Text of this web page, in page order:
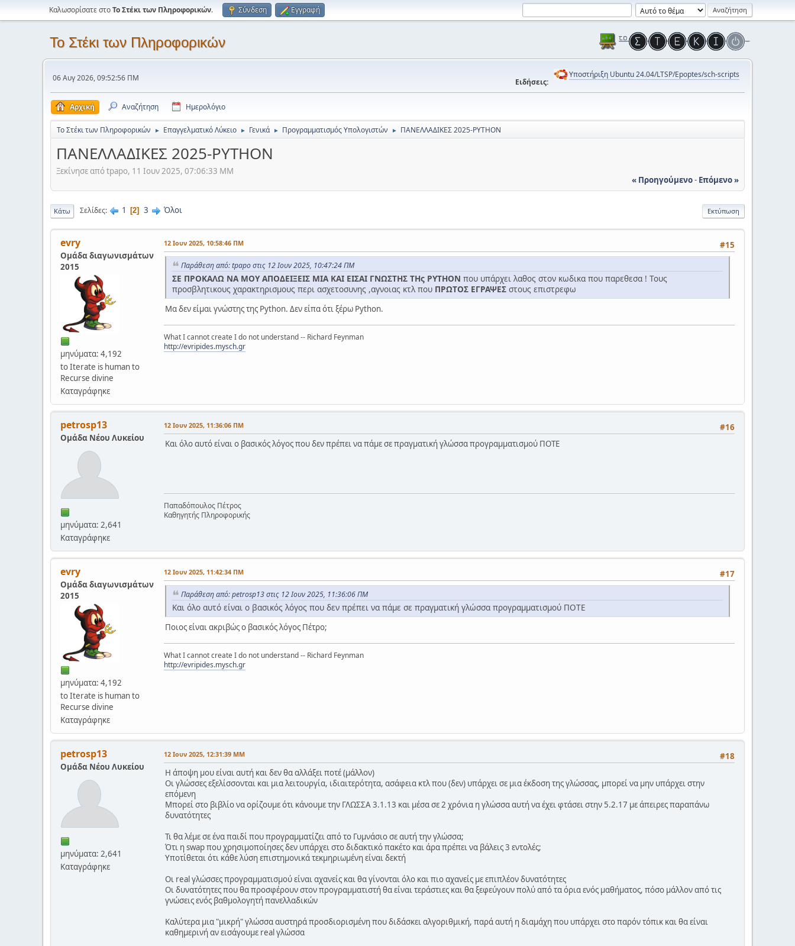
Καλωσορίσατε στοΤο Στέκι των Πληροφορικών. Σύνδεση Εγγραφή
Το Στέκι των Πληροφορικών
06 Αυγ 2026, 09:52:56 ΠΜ Ειδήσεις:
Υποστήριξη Ubuntu 24.04/LTSP/Epoptes/sch-scripts
Αρχική Αναζήτηση Ημερολόγιο
Το Στέκι των Πληροφορικών ► Επαγγελματικό Λύκειο ► Γενικά ► Προγραμματισμός Υπολογιστών ► ΠΑΝΕΛΛΑΔΙΚΕΣ 2025-PYTHON
ΠΑΝΕΛΛΑΔΙΚΕΣ 2025-PYTHON
Ξεκίνησε από tpapo, 11 Ιουν 2025, 07:06:33 ΜΜ
« Προηγούμενο- Επόμενο »
Εκτύπωση
Κάτω Σελίδες 1 2 3 Όλοι
evry
Ομάδα διαγωνισμάτων
2015
μηνύματα: 4,192
to Iterate is human to
Recurse divine
Καταγράφηκε
#15
12 Ιουν 2025, 10:58:46 ΠΜ
Παράθεση από: tpapo στις 12 Ιουν 2025, 10:47:24 ΠΜ
ΣΕ ΠΡΟΚΑΛΩ ΝΑ ΜΟΥ ΑΠΟΔΕΙΞΕΙΣ ΜΙΑ ΚΑΙ ΕΙΣΑΙ ΓΝΩΣΤΗΣ ΤΗς PYTHON που υπάρχει λαθος στον κωδικα που παρεθεσα ! Τους
προσβλητικους χαρακτηρισμους περι ασχετοσυνης ,αγνοιας κτλ που ΠΡΩΤΟΣ ΕΓΡΑΨΕΣ στους επιστρεφω
Μα δεν είμαι γνώστης της Python. Δεν είπα ότι ξέρω Python.
What I cannot create I do not understand -- Richard Feynman
http://evripides.mysch.gr
petrosp13
Ομάδα Νέου Λυκείου
μηνύματα: 2,641
Καταγράφηκε
#16
12 Ιουν 2025, 11:36:06 ΠΜ
Και όλο αυτό είναι ο βασικός λόγος που δεν πρέπει να πάμε σε πραγματική γλώσσα προγραμματισμού ΠΟΤΕ
Παπαδόπουλος Πέτρος
Καθηγητής Πληροφορικής
evry
Ομάδα διαγωνισμάτων
2015
μηνύματα: 4,192
to Iterate is human to
Recurse divine
Καταγράφηκε
#17
12 Ιουν 2025, 11:42:34 ΠΜ
Παράθεση από: petrosp13 στις 12 Ιουν 2025, 11:36:06 ΠΜ
Και όλο αυτό είναι ο βασικός λόγος που δεν πρέπει να πάμε σε πραγματική γλώσσα προγραμματισμού ΠΟΤΕ
Ποιος είναι ακριβώς ο βασικός λόγος Πέτρο;
What I cannot create I do not understand -- Richard Feynman
http://evripides.mysch.gr
petrosp13
Ομάδα Νέου Λυκείου
μηνύματα: 2,641
Καταγράφηκε
#18
12 Ιουν 2025, 12:31:39 ΜΜ
Η άποψη μου είναι αυτή και δεν θα αλλάξει ποτέ (μάλλον)
Οι γλώσσες εξελίσσονται και μια λειτουργία, ιδιαιτερότητα, ασάφεια κτλ που (δεν) υπάρχει σε μια έκδοση της γλώσσας, μπορεί να μην υπάρχει στην
επόμενη
Μπορεί στο βιβλίο να ορίζουμε ότι κάνουμε την ΓΛΩΣΣΑ 3.1.13 και μέσα σε 2 χρόνια η γλώσσα αυτή να έχει φτάσει στην 5.2.17 με άπειρες παραπάνω
δυνατότητες
Τι θα λέμε σε ένα παιδί που προγραμματίζει από το Γυμνάσιο σε αυτή την γλώσσα;
Ότι η swap που χρησιμοποίησες δεν υπάρχει στο διδακτικό πακέτο και άρα πρέπει να βάλεις 3 εντολές;
Υποτίθεται ότι κάθε λύση επιστημονικά τεκμηριωμένη είναι δεκτή
Οι real γλώσσες προγραμματισμού είναι αχανείς και θα γίνονται όλο και πιο αχανείς με επιπλέον δυνατότητες
Οι δυνατότητες που θα προσφέρουν στον προγραμματιστή θα είναι τεράστιες και θα ξεφεύγουν πολύ από τα όρια ενός μαθήματος, πόσο μάλλον από τις
γνώσεις ενός βαθμολογητή πανελλαδικών
Καλύτερα μια "μικρή" γλώσσα αυστηρά προσδιορισμένη που διδάσκει αλγοριθμική, παρά αυτή η διαμάχη που υπάρχει στο παρόν τόπικ και θα είναι
καθημερινή αν εισάγουμε real γλώσσα